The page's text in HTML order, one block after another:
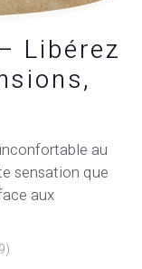
Libérez
au
sensation que
aux